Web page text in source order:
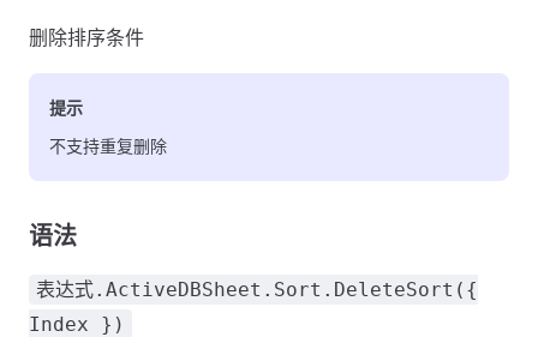
删除排序条件
提示
不支持重复删除
语法
表达式.ActiveDBSheet.Sort.DeleteSort({
Index })